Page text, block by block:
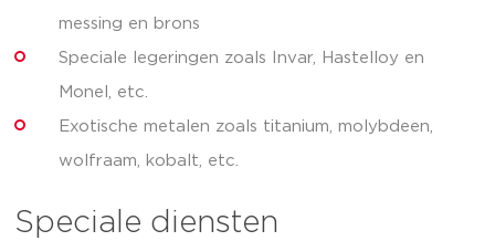
messing en brons
Speciale legeringen zoals Invar, Hastelloy en
Monel, etc.
Exotische metalen zoals titanium, molybdeen,
wolfraam, kobalt, etc.
Speciale diensten